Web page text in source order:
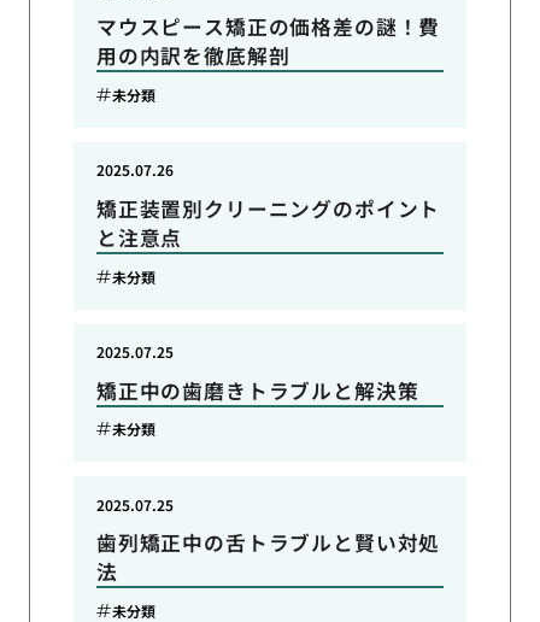
マウスピース矯正の価格差の謎！費
用の内訳を徹底解剖
未分類
矯正装置別クリーニングのポイント
と注意点
2025.07.26
未分類
矯正中の歯磨きトラブルと解決策
2025.07.25
未分類
歯列矯正中の舌トラブルと賢い対処
法
2025.07.25
未分類